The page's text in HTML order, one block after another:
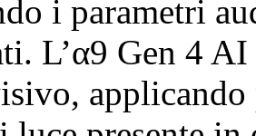
i parametri
L’α9 Gen 4
applicando